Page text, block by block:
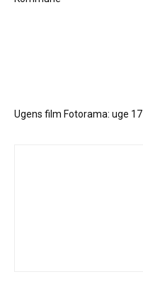
Ugens film Fotorama: uge 17